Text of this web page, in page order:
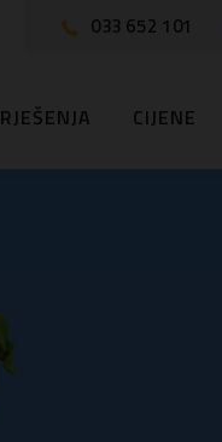
033 652 101
RJEŠENJA CIJENE